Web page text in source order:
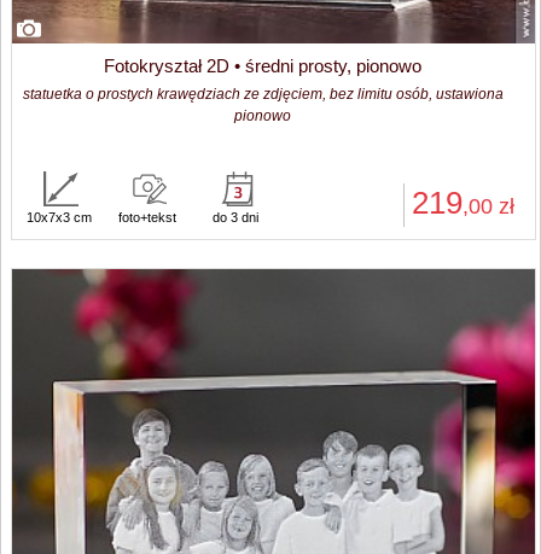
Fotokryształ 2D • średni prosty, pionowo
statuetka o prostych krawędziach ze zdjęciem, bez limitu osób, ustawiona
pionowo
219,00 zł
10x7x3 cm foto+tekst do 3 dni